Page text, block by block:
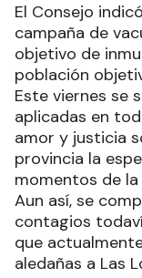
El Consejo
campaña de
objetivo de
población
Este viernes se
aplicadas en
amor y justicia
provincia la
momentos de la
Aun así, se
contagios
que
aledañas a Las